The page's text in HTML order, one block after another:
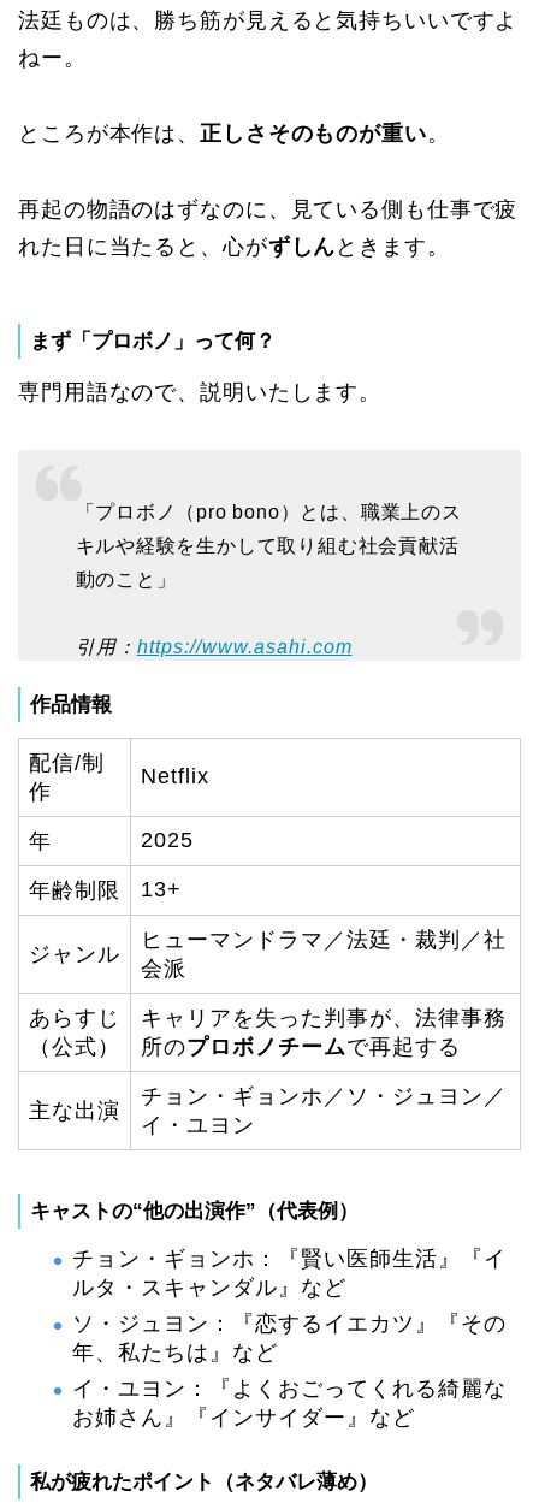
法廷ものは、勝ち筋が見えると気持ちいいですよ
ねー。
ところが本作は、正しさそのものが重い。
再起の物語のはずなのに、見ている側も仕事で疲
れた日に当たると、心がずしん ときます。
まず「プロボノ」って何？
専門用語なので、説明いたします。
「プロボノ（pro bono）とは、職業上のス
キルや経験を生かして取り組む社会貢献活
動のこと」
引用： https://www.asahi.com
作品情報
配信/制
作
Netflix
年 2025
年齢制限 13+
ジャンル
ヒューマンドラマ／法廷・裁判／社
会派
あらすじ
（公式）
キャリアを失った判事が、法律事務
所のプロボノチームで再起する
主な出演
チョン・ギョンホ／ソ・ジュヨン／
イ・ユヨン
キャストの“他の出演作”（代表例）
チョン・ギョンホ：『賢い医師生活』『イ
ルタ・スキャンダル』など
ソ・ジュヨン：『恋するイエカツ』『その
年、私たちは』など
イ・ユヨン：『よくおごってくれる綺麗な
お姉さん』『インサイダー』など
私が疲れたポイント（ネタバレ薄め）